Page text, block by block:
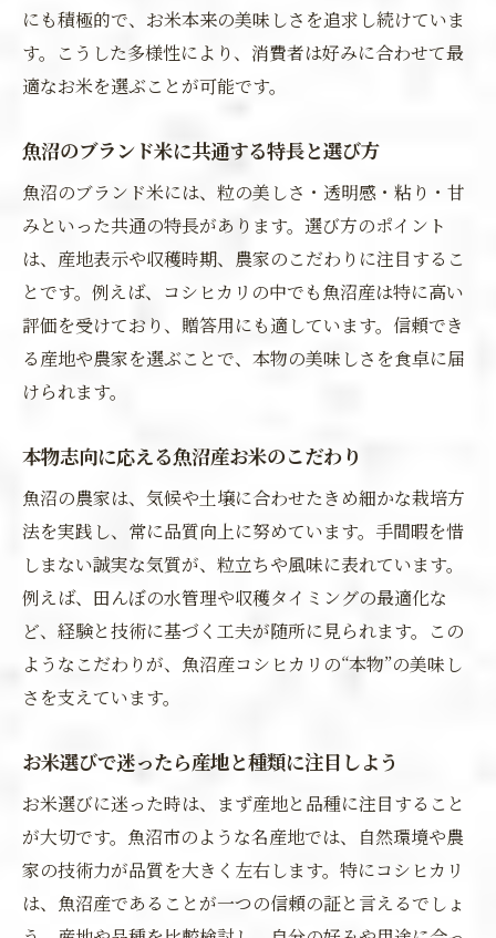
にも積極的で、お米本来の美味しさを追求し続けていま
す。こうした多様性により、消費者は好みに合わせて最
適なお米を選ぶことが可能です。
魚沼のブランド米に共通する特長と選び方
魚沼のブランド米には、粒の美しさ・透明感・粘り・甘
みといった共通の特長があります。選び方のポイント
は、産地表示や収穫時期、農家のこだわりに注目するこ
とです。例えば、コシヒカリの中でも魚沼産は特に高い
評価を受けており、贈答用にも適しています。信頼でき
る産地や農家を選ぶことで、本物の美味しさを食卓に届
けられます。
本物志向に応える魚沼産お米のこだわり
魚沼の農家は、気候や土壌に合わせたきめ細かな栽培方
法を実践し、常に品質向上に努めています。手間暇を惜
しまない誠実な気質が、粒立ちや風味に表れています。
例えば、田んぼの水管理や収穫タイミングの最適化な
ど、経験と技術に基づく工夫が随所に見られます。この
ようなこだわりが、魚沼産コシヒカリの“本物”の美味し
さを支えています。
お米選びで迷ったら産地と種類に注目しよう
お米選びに迷った時は、まず産地と品種に注目すること
が大切です。魚沼市のような名産地では、自然環境や農
家の技術力が品質を大きく左右します。特にコシヒカリ
は、魚沼産であることが一つの信頼の証と言えるでしょ